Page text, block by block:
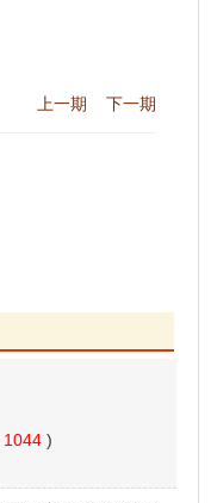
上一期 下一期
1044 )